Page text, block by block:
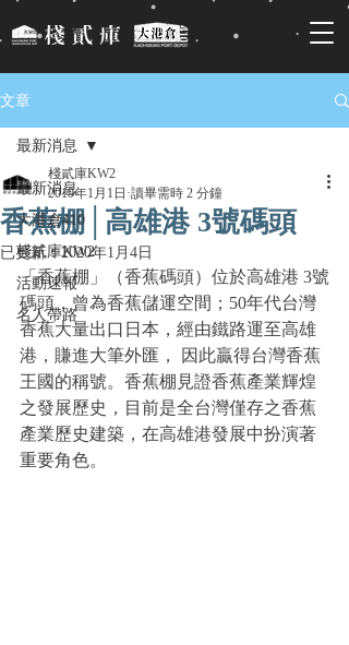
文章
最新消息
大港倉410
棧貳庫KW2
活動速報
名人帶路
最新消息
香蕉棚│高雄港 3號碼頭
棧貳庫KW2
2019年1月1日 讀畢需時 2 分鐘
已更新：2020年1月4日
「香蕉棚」（香蕉碼頭）位於高雄港 3號
碼頭，曾為香蕉儲運空間；50年代台灣
香蕉大量出口日本，經由鐵路運至高雄
港，賺進大筆外匯， 因此贏得台灣香蕉
王國的稱號。香蕉棚見證香蕉產業輝煌
之發展歷史，目前是全台灣僅存之香蕉
產業歷史建築，在高雄港發展中扮演著
重要角色。